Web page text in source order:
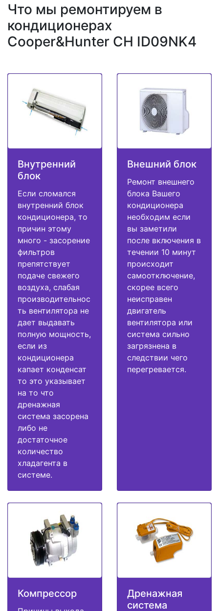
Что мы ремонтируем в
кондиционерах
Cooper&Hunter CH ID09NK4
Внутренний
блок
Если сломался
внутренний блок
кондиционера, то
причин этому
много - засорение
фильтров
препятствует
подаче свежего
воздуха, слабая
производительнос
ть вентилятора не
дает выдавать
полную мощность,
если из
кондиционера
капает конденсат
то это указывает
на то что
дренажная
система засорена
либо не
достаточное
количество
хладагента в
системе.
Внешний блок
Ремонт внешнего
блока Вашего
кондиционера
необходим если
вы заметили
после включения в
течении 10 минут
происходит
самоотключение,
скорее всего
неисправен
двигатель
вентилятора или
система сильно
загрязнена в
следствии чего
перегревается.
Компрессор
Дренажная
система